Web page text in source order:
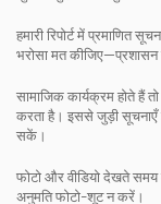
हमारी रिपोर्ट में प्रमाणित
भरोसा मत कीजिए—प्रशासन
सामाजिक कार्यक्रम होते हैं
करता है। इससे जुड़ी सूचनाएँ
सकें।
फोटो और वीडियो देखते
अनुमति फोटो-शूट न करें।